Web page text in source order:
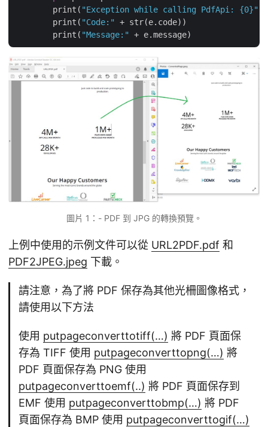
        print(
"Exception while calling PdfApi: {0}"
        print(
"Code:"
+ str(e.code))
        print(
"Message:"
圖片 1：- PDF 到 JPG 的轉換預覽。
上例中使用的示例文件可以從 URL2PDF.pdf 和
PDF2JPEG.jpeg 下載。
請注意，為了將 PDF 保存為其他光柵圖像格式，
請使用以下方法
使用 putpageconverttotiff(…) 將 PDF 頁面保
存為 TIFF 使用 putpageconverttopng(…) 將
PDF 頁面保存為 PNG 使用
putpageconverttoemf(..) 將 PDF 頁面保存到
EMF 使用 putpageconverttobmp(…) 將 PDF
頁面保存為 BMP 使用 putpageconverttogif(…)